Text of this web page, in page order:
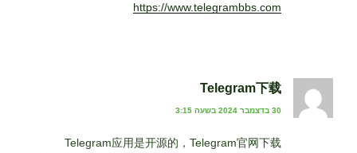
https://www.telegrambbs.com
Telegram下载
30 בדצמבר 2024 בשעה 3:15
Telegram应用是开源的，Telegram官网下载